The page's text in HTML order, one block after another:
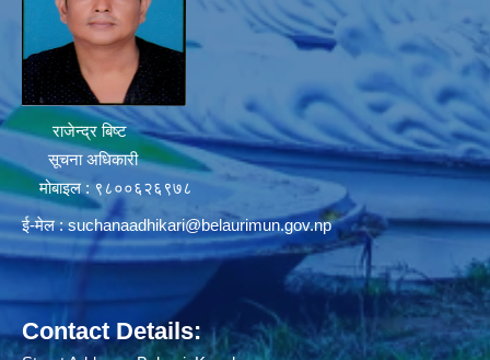
राजेन्द्र बिष्ट
सूचना अधिकारी
मोबाइल : ९८००६२६९७८
ई-मेल :suchanaadhikari@belaurimun.gov.np
Contact Details: